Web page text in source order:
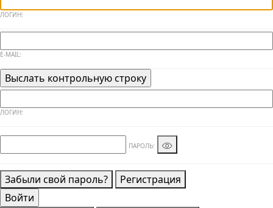
ЛОГИН:
E-MAIL:
ЛОГИН:
ПАРОЛЬ:
Забыли свой пароль? Регистрация